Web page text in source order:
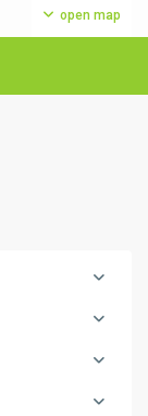
open map